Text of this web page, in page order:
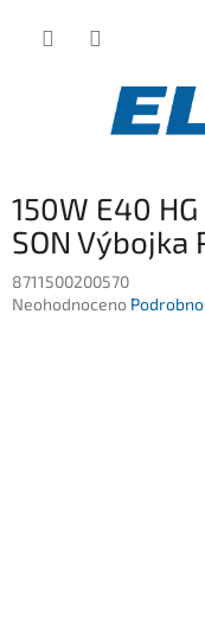
150W E40
SON
8711500200570
Průměrné
Neohodnoceno